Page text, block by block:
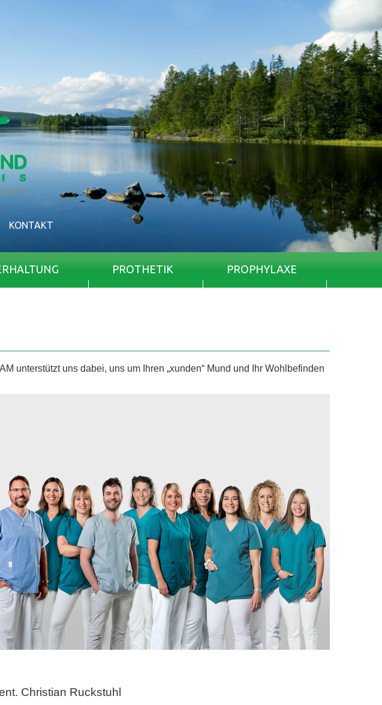
KONTAKT
PROTHETIK PROPHYLAXE
unterstützt uns dabei, uns um Ihren „xunden“ Mund und Ihr Wohlbefinden
Christian Ruckstuhl